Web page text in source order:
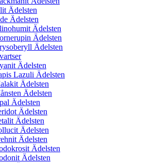
Ädelsten
Ädelsten
Ädelsten
Ädelsten
Ädelsten
Ädelsten
Lazuli Ädelsten
Ädelsten
Ädelsten
Ädelsten
Ädelsten
Ädelsten
Ädelsten
Ädelsten
Ädelsten
Ädelsten